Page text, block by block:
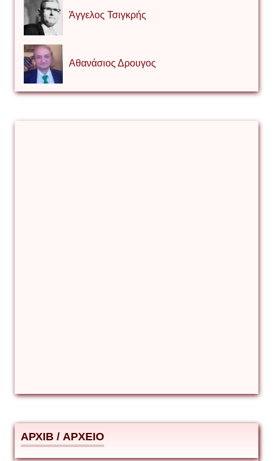
Άγγελος Τσιγκρής
Αθανάσιος Δρουγος
Δημήτριος Ζακοντινός
ΕΥΑΓΓΕΛΟΣ ΜΩΚΟΣ
АРХІВ / ΑΡΧΕΙΟ